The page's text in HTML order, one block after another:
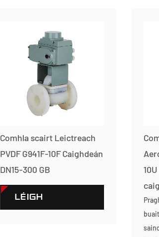
Comhla scairt Leictreach
PVDF G941F-10F Caighdeán
DN15-300 GB
LÉIGH